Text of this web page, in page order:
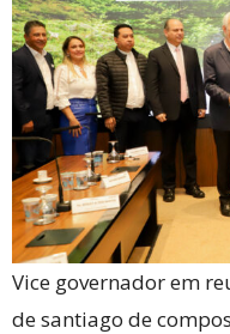
Vice governador em
de santiago de